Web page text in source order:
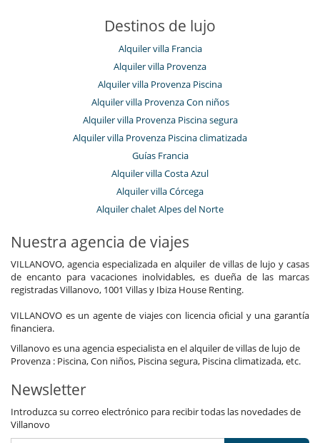
Destinos de lujo
Alquiler villa Francia
Alquiler villa Provenza
Alquiler villa Provenza Piscina
Alquiler villa Provenza Con niños
Alquiler villa Provenza Piscina segura
Alquiler villa Provenza Piscina climatizada
Guías Francia
Alquiler villa Costa Azul
Alquiler villa Córcega
Alquiler chalet Alpes del Norte
Nuestra agencia de viajes
VILLANOVO, agencia especializada en alquiler de villas de lujo y casas
de encanto para vacaciones inolvidables, es dueña de las marcas
registradas Villanovo, 1001 Villas y Ibiza House Renting.
VILLANOVO es un agente de viajes con licencia oficial y una garantía
financiera.
Villanovo es una agencia especialista en el alquiler de villas de lujo de
Provenza : Piscina, Con niños, Piscina segura, Piscina climatizada, etc.
Newsletter
Introduzca su correo electrónico para recibir todas las novedades de
Villanovo